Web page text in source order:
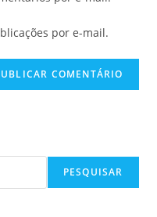
por e-mail.
PESQUISAR